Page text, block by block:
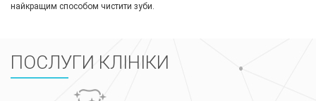
найкращим способом чистити зуби.
ПОСЛУГИ КЛІНІКИ